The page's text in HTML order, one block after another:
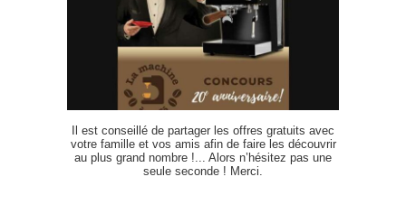
Il est conseillé de partager les offres gratuits avec
votre famille et vos amis afin de faire les découvrir
au plus grand nombre !... Alors n’hésitez pas une
seule seconde ! Merci.